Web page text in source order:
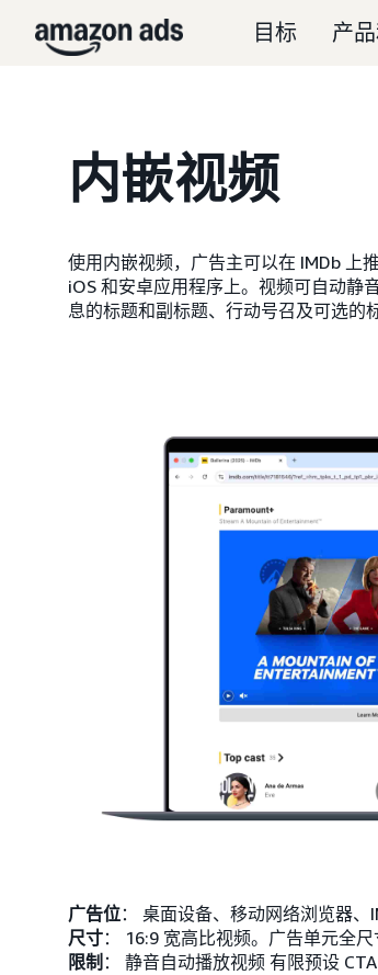
目标 产
内嵌视频
使用内嵌视频，广告主可以在 IMDb 上
iOS 和安卓应用程序上。视频可自动静
息的标题和副标题、行动号召及可选的
广告位： 桌面设备、移动网络浏览器、
尺寸： 16:9 宽高比视频。广告单元全尺
限制 ： 静音自动播放视频 有限预设